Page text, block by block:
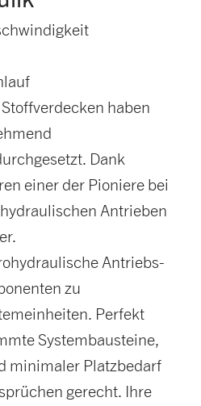
haben
Dank
einer der Pioniere bei
Antrieben
Antriebs-
zu
Perfekt
Systembausteine,
minimaler Platzbedarf
gerecht. Ihre